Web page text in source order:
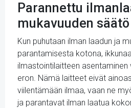
Parannettu
mukavuuden säätö
Kun puhutaan ilman laadun ja
parantamisesta kotona,
ilmastointilaitteen
eron. Nämä laitteet eivät
viilentämään ilmaa, vaan ne
ja parantavat ilman laatua